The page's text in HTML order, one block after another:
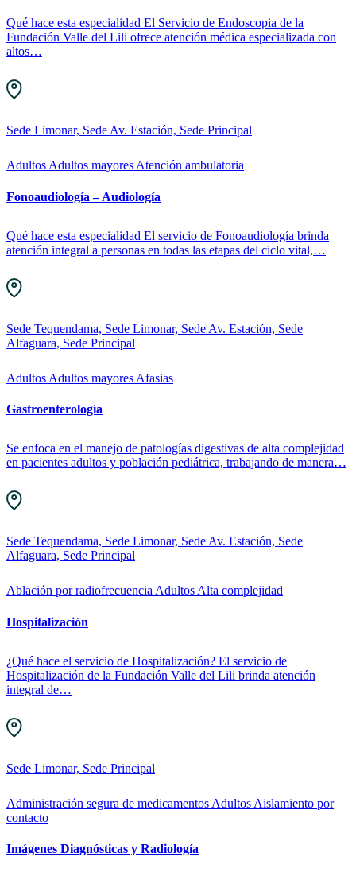
Qué hace esta especialidad El Servicio de Endoscopia de la
Fundación Valle del Lili ofrece atención médica especializada con
altos…
Sede Limonar, Sede Av. Estación, Sede Principal
Adultos Adultos mayores Atención ambulatoria
Fonoaudiología – Audiología
Qué hace esta especialidad El servicio de Fonoaudiología brinda
atención integral a personas en todas las etapas del ciclo vital,…
Sede Tequendama, Sede Limonar, Sede Av. Estación, Sede
Alfaguara, Sede Principal
Adultos Adultos mayores Afasias
Gastroenterología
Se enfoca en el manejo de patologías digestivas de alta complejidad
en pacientes adultos y población pediátrica, trabajando de manera…
Sede Tequendama, Sede Limonar, Sede Av. Estación, Sede
Alfaguara, Sede Principal
Ablación por radiofrecuenciaAdultosAlta complejidad
Hospitalización
¿Qué hace el servicio de Hospitalización? El servicio de
Hospitalización de la Fundación Valle del Lili brinda atención
integral de…
Sede Limonar, Sede Principal
Administración segura de medicamentos Adultos Aislamiento por
contacto
Imágenes Diagnósticas y Radiología